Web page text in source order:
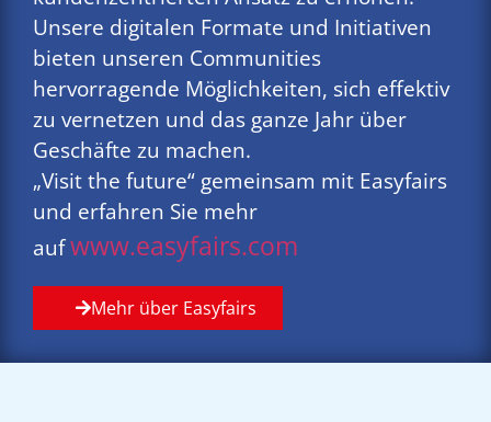
Unsere digitalen Formate und Initiativen
bieten unseren Communities
hervorragende Möglichkeiten, sich effektiv
zu vernetzen und das ganze Jahr über
Geschäfte zu machen.
„Visit the future“ gemeinsam mit Easyfairs
und erfahren Sie mehr
aufwww.easyfairs.com
Mehr über Easyfairs